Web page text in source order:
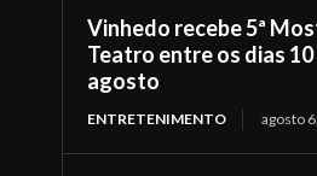
Vinhedo recebe 5ª
Teatro entre os dias 10
agosto
ENTRETENIMENTO agosto